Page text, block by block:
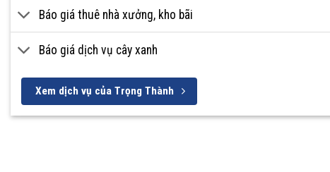
Báo giá thuê nhà xưởng, kho bãi
Báo giá dịch vụ cây xanh
Xem dịch vụ của Trọng Thành